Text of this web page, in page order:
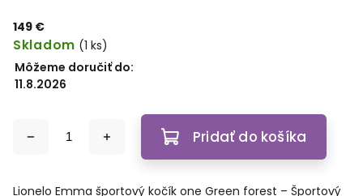
149 €
Skladom (1 ks)
Môžeme doručiť do:
11.8.2026
Pridať do košíka
Lionelo Emma športový kočík one Green forest – Športový